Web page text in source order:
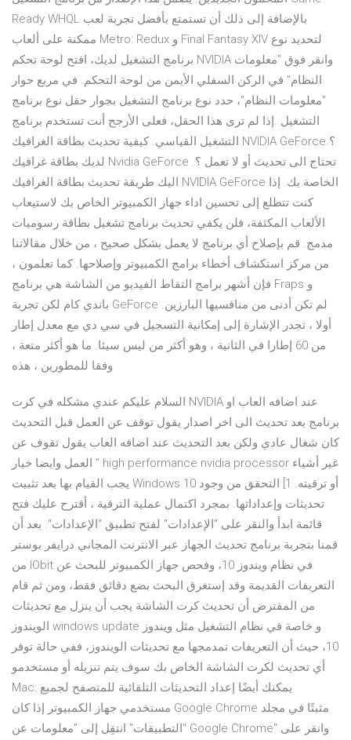
Ready WHQL بالإضافة إلى ذلك أن تستمتع بأفضل تجربة لعب
ممكنة على ألعاب Metro: Redux و Final Fantasy XIV لتحديد نوع
برنامج التشغيل لديك، افتح لوحة تحكم NVIDIA وانقر فوق "معلومات
النظام" في الركن السفلي الأيمن من لوحة التحكم. في مربع حوار
"معلومات النظام"، حدد نوع برنامج التشغيل بجوار حقل نوع برنامج
التشغيل .إذا لم ترى هذا الحقل، فعلى الأرجح أنت تستخدم برنامج
التشغيل القياسي. كيفية تحديث بطاقة الغرافيك NVIDIA GeForce؟.
لديك بطاقة غرافيك Nvidia GeForce تحتاج الى تحديث أو لا تعمل ؟.
اليك طريقة تحديث بطاقة الغرافيك NVIDIA GeForce الخاصة بك. إذا
كنت تتطلع إلى تحسين اداء جهاز الكمبيوتر الخاص بك لاستيعاب
الألعاب المكثفة، فلن يكفي تحديث برنامج تشغيل بطاقة رسوميات
مدمج. قم بإصلاح أي برنامج لا يعمل بشكل صحيح ، من خلال مقالاتنا
من مركز استكشاف أخطاء برامج الكمبيوتر وإصلاحها. كما تعلمون ،
فإن أشهر برامج التقاط الفيديو من الشاشة هي برنامج Fraps و
باندي كام لكن تجربة GeForce لم تكن أدنى من منافسيها البارزين.
أولا ، تجدر الإشارة إلى إمكانية التسجيل في سي دي مع معدل إطار
من 60 إطارا في الثانية ، وهو أكثر من ليس سيئا. ما هو أكثر متعة ،
وفقا للمطورين ، هذه
السلام عليكم عندي مشكله في كرت NVIDIA عند اضافه العاب او
برنامج بعد تحديث الى اخر اصدار يقول توقف عن العمل قبل التحديث
كان شغال عادي ولكن بعد التحديث عند اضافه العاب يقول تقوف عن
العمل وايضا خيار " high performance nvidia processor غير أشياء
يجب القيام بها بعد تثبيت Windows 10 أو ترقيته. 1] التحقق من وجود
تحديثات وإعداداتها. بمجرد اكتمال عملية الترقية ، أقترح عليك فتح
قائمة ابدأ والنقر على "الإعدادات" لفتح تطبيق "الإعدادات". بعد أن
قمنا بتجربة برنامج تحديث الجهاز عبر الانترنت المجاني درايفر بوستر
من IObit في نظام ويندوز 10، وفحص جهاز الكمبيوتر للبحث عن
التعريفات القديمة وقد إستغرق البحث بضع دقائق فقط، ومن ثم قام
من المفترض أن تحديث كرت الشاشة يجب أن ينزل مع تحديثات
الويندوز windows update و خاصة في نظام التشغيل مثل ويندوز
10، حيث أن التعريفات تمدمجها مع تحديثات الويندوز، ففي حالة توفر
أي تحديث لكرت الشاشة الخاص بك سوف يتم تنزيله أو مستخدمو
Mac: يمكنك أيضًا إعداد التحديثات التلقائية للمتصفح لجميع
مستخدمي جهاز الكمبيوتر إذا كان Google Chrome مثبتًا في مجلد
"التطبيقات".انتقِل إلى "معلومات عن Google Chrome" وانقر على